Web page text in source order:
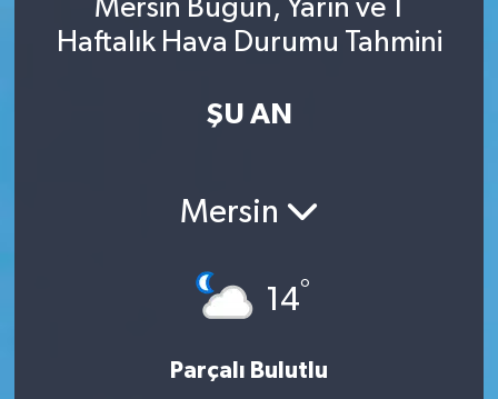
Mersin Bugün, Yarın ve 1
Haftalık Hava Durumu Tahmini
ŞU AN
Mersin
14°
Parçalı Bulutlu
Siyaset
Süper Lig Puan Durumu ve Fikstür
Son Dakika Haberleri